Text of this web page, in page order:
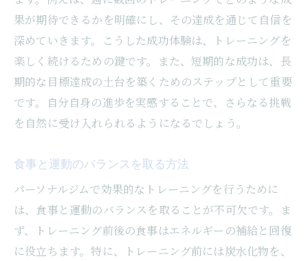
果が期待できるかを明確にし、その達成を通じて自信を
深めていきます。こうした成功体験は、トレーニングを
楽しく続けるための鍵です。また、短期的な成功は、長
期的な目標達成の土台を築くためのステップとして重要
です。自分自身の進歩を実感することで、さらなる挑戦
を自然に受け入れられるようになるでしょう。
食事と運動のバランスを取る方法
パーソナルジムで効果的なトレーニングを行うために
は、食事と運動のバランスを取ることが不可欠です。ま
ず、トレーニング前後の食事はエネルギーの補給と回復
に役立ちます。特に、トレーニング前には炭水化物を、